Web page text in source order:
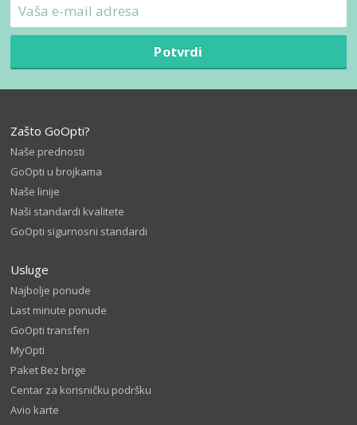
Potvrdi
Zašto GoOpti?
Naše prednosti
GoOpti u brojkama
Naše linije
Naši standardi kvalitete
GoOpti sigurnosni standardi
Usluge
Najbolje ponude
Last minute ponude
GoOpti transferi
MyOpti
Paket Bez brige
Centar za korisničku podršku
Avio karte